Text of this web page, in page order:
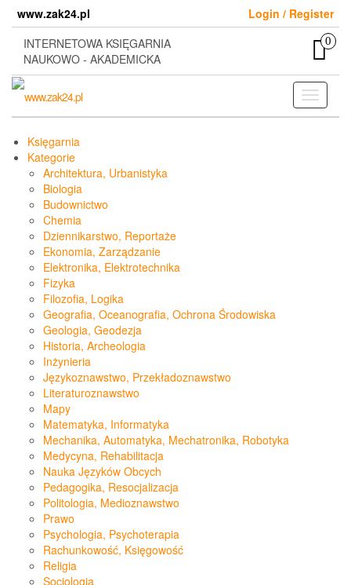
content
www.zak24.pl
Login / Register
INTERNETOWA KSIĘGARNIA
NAUKOWO - AKADEMICKA
0
Toggle
Księgarnia
Kategorie
Architektura, Urbanistyka
Biologia
Budownictwo
Chemia
Dziennikarstwo, Reportaże
Ekonomia, Zarządzanie
Elektronika, Elektrotechnika
Fizyka
Filozofia, Logika
Geografia, Oceanografia, Ochrona Środowiska
Geologia, Geodezja
Historia, Archeologia
Inżynieria
Językoznawstwo, Przekładoznawstwo
Literaturoznawstwo
Mapy
Matematyka, Informatyka
Mechanika, Automatyka, Mechatronika, Robotyka
Medycyna, Rehabilitacja
Nauka Języków Obcych
Pedagogika, Resocjalizacja
Politologia, Medioznawstwo
Prawo
Psychologia, Psychoterapia
Rachunkowość, Księgowość
Religia
Socjologia